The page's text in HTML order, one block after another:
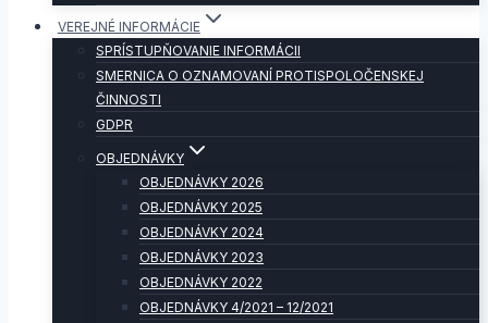
VEREJNÉ INFORMÁCIE
SPRÍSTUPŇOVANIE INFORMÁCII
SMERNICA O OZNAMOVANÍ PROTISPOLOČENSKEJ
ČINNOSTI
GDPR
OBJEDNÁVKY
OBJEDNÁVKY 2026
OBJEDNÁVKY 2025
OBJEDNÁVKY 2024
OBJEDNÁVKY 2023
OBJEDNÁVKY 2022
OBJEDNÁVKY 4/2021 – 12/2021